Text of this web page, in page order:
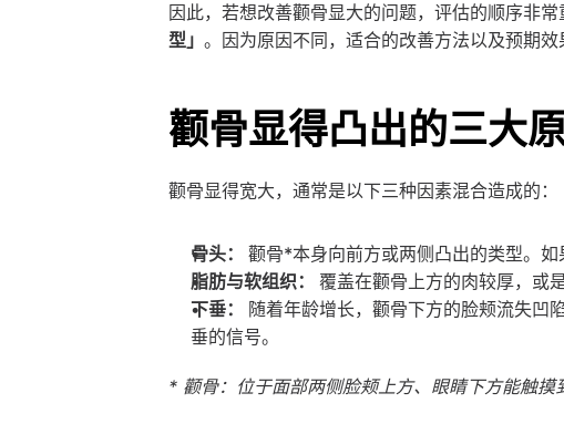
因此，若想改善颧骨显大的问题，评估的顺序非
型」 。因为原因不同，适合的改善方法以及预期效
颧骨显得凸出的三大
颧骨显得宽大，通常是以下三种因素混合造成的：
骨头：
颧骨*本身向前方或两侧凸出的类型。
脂肪与软组织：
覆盖在颧骨上方的肉较厚，或
下垂：
随着年龄增长，颧骨下方的脸颊流失凹
垂的信号。
* 颧骨：位于面部两侧脸颊上方、眼睛下方能触摸